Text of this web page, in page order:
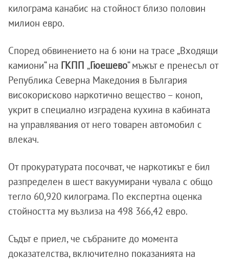
килограма канабис на стойност близо половин
милион евро.
Според обвинението на 6 юни на трасе „Входящи
камиони“ на ГКПП „Гюешево“ мъжът е пренесъл от
Република Северна Македония в България
високорисково наркотично вещество – коноп,
укрит в специално изградена кухина в кабината
на управлявания от него товарен автомобил с
влекач.
От прокуратурата посочват, че наркотикът е бил
разпределен в шест вакуумирани чувала с общо
тегло 60,920 килограма. По експертна оценка
стойността му възлиза на 498 366,42 евро.
Съдът е приел, че събраните до момента
доказателства, включително показанията на